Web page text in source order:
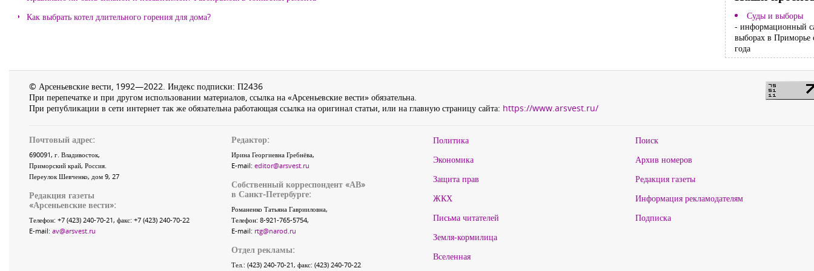
Как выбрать котел длительного горения для дома?
Суды и выборы
- информационный
выборах в Приморье
года
© Арсеньевские вести, 1992—2022. Индекс подписки: П2436
При перепечатке и при другом использовании материалов, ссылка на «Арсеньевские вести» обязательна.
При републикации в сети интернет так же обязательна работающая ссылка на оригинал статьи, или на главную страницу сайта: https://www.arsvest.ru/
Почтовый адрес:
690091, г. Владивосток,
Приморский край, Россия.
Переулок Шевченко, дом 9, 27
Редакция газеты
«Арсеньевские вести»:
Телефон: +7 (423) 240-70-21, факс: +7 (423) 240-70-22
E-mail: av@arsvest.ru
Редактор:
Ирина Георгиевна Гребнёва,
E-mail: editor@arsvest.ru
Собственный корреспондент «АВ»
в Санкт-Петербурге:
Романенко Татьяна Гаврииловна,
Телефон: 8-921-765-5754,
E-mail: rtg@narod.ru
Отдел рекламы:
Тел.: (423) 240-70-21, факс: (423) 240-70-22
Политика
Экономика
Защита прав
ЖКХ
Письма читателей
Земля-кормилица
Вселенная
Поиск
Архив номеров
Редакция газеты
Информация рекламодателям
Подписка